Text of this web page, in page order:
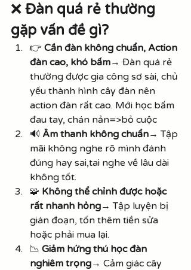
❌ Đàn quá rẻ thường
gặp vấn đề gì?
👉 Cần đàn không chuẩn, Action
đàn cao, khó bấm→ Đàn quá rẻ
thường được gia công sơ sài, chủ
yếu thành hình cây đàn nên
action đàn rất cao. Mới học bấm
đau tay, chán nản=>bỏ cuộc
🔊 Âm thanh không chuẩn→ Tập
mãi không nghe rõ mình đánh
đúng hay sai,tai nghe về lâu dài
không tốt.
🧩 Không thể chỉnh được hoặc
rất nhanh hỏng→ Tập luyện bị
gián đoạn, tốn thêm tiền sửa
hoặc phải mua lại.
📉 Giảm hứng thú học đàn
nghiêm trọng→ Cảm giác cây